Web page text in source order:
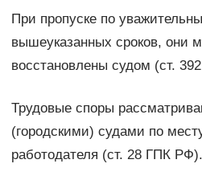
При пропуске по
вышеуказанных сроков, они
восстановлены судом (ст.
Трудовые споры
(городскими) судами по
работодателя (ст. 28 ГПК РФ).